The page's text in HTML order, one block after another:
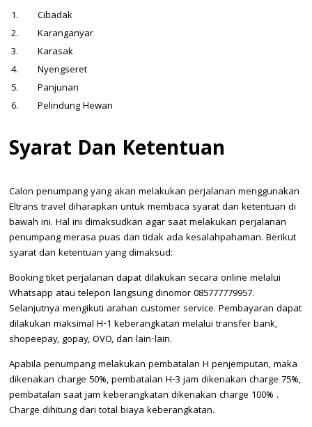
1.
Cibadak
2.
Karanganyar
3.
Karasak
4.
Nyengseret
5.
Panjunan
6.
Pelindung Hewan
Syarat Dan Ketentuan
Calon penumpang yang akan melakukan perjalanan menggunakan
Eltrans travel diharapkan untuk membaca syarat dan ketentuan di
bawah ini. Hal ini dimaksudkan agar saat melakukan perjalanan
penumpang merasa puas dan tidak ada kesalahpahaman. Berikut
syarat dan ketentuan yang dimaksud:
Booking tiket perjalanan dapat dilakukan secara online melalui
Whatsapp atau telepon langsung dinomor 085777779957.
Selanjutnya mengikuti arahan customer service. Pembayaran dapat
dilakukan maksimal H-1 keberangkatan melalui transfer bank,
shopeepay, gopay, OVO, dan lain-lain.
Apabila penumpang melakukan pembatalan H penjemputan, maka
dikenakan charge 50%, pembatalan H-3 jam dikenakan charge 75%,
pembatalan saat jam keberangkatan dikenakan charge 100% .
Charge dihitung dari total biaya keberangkatan.